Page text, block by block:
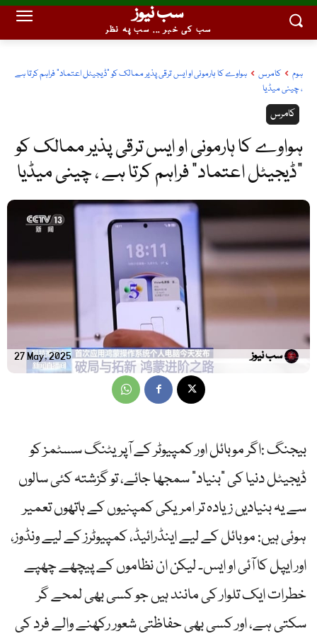
سب نیوز
سب کی خبر ... سب پہ نظر
ہوم کامرس
ہواوے کا ہارمونی او ایس ترقی پذیر ممالک کو "ڈیجیٹل اعتماد" فراہم کرتا ہے
، چینی میڈیا
کامرس
ہواوے کا ہارمونی او ایس ترقی پذیر ممالک کو
“ڈیجیٹل اعتماد” فراہم کرتا ہے ، چینی میڈیا
27 May, 2025 سب نیوز
بیجنگ :اگر موبائل اور کمپیوٹر کے آپریٹنگ سسٹمز کو
ڈیجیٹل دنیا کی “بنیاد” سمجھا جائے، تو گزشتہ کئی سالوں
سے یہ بنیادیں زیادہ تر امریکی کمپنیوں کے ہاتھوں تعمیر
ہوئی ہیں: موبائل کے لیے اینڈرائیڈ، کمپیوٹرز کے لیے ونڈوز،
اور ایپل کا آئی او ایس۔ لیکن ان نظاموں کے پیچھے چھپے
خطرات ایک تلوار کی مانند ہیں جو کسی بھی لمحے گر
سکتی ہے، اور کسی بھی حفاظتی شعور رکھنے والے فرد کی